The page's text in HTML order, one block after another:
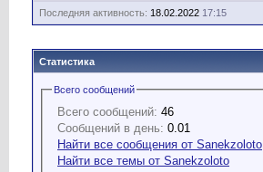
Последняя активность: 18.02.2022 17:15
Статистика
Всего сообщений
Всего сообщений: 46
Сообщений в день: 0.01
Найти все сообщения от Sanekzoloto
Найти все темы от Sanekzoloto